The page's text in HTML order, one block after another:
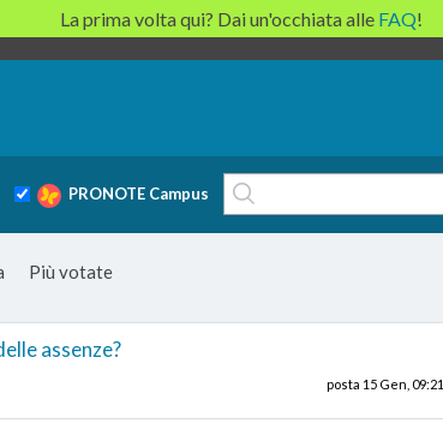
PRONOTE Campus
Più votate
assenze?
posta 15 Gen, 09:21
La prima volta qui? Dai un'occhiata alle FAQ!